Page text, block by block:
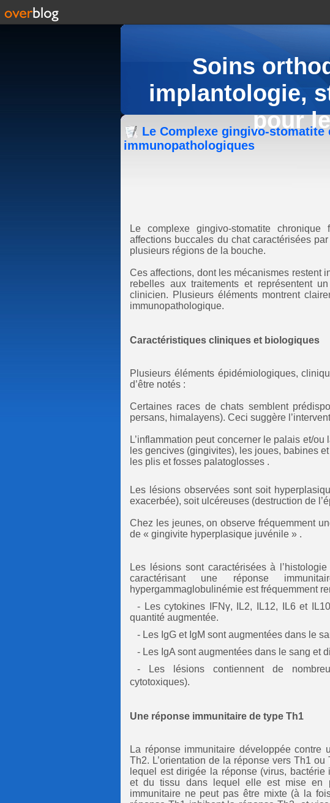
Soins
implantologie,
pour
Le Complexe gingivo-
immunopathologiques
Le complexe gingivo-stomatite
affections buccales du chat caractérisées
plusieurs régions de la bouche.
Ces affections, dont les mécanismes restent
rebelles aux traitements et représentent
clinicien. Plusieurs éléments montrent
immunopathologique.
Caractéristiques cliniques et biologiques
Plusieurs éléments épidémiologiques,
d’être notés :
Certaines races de chats semblent
persans, himalayens). Ceci suggère
L’inflammation peut concerner le palais et/
les gencives (gingivites), les joues, babines
les plis et fosses palatoglosses .
Les lésions observées sont soit
exacerbée), soit ulcéreuses (destruction de
Chez les jeunes, on observe fréquemment
de « gingivite hyperplasique juvénile » .
Les lésions sont caractérisées à
caractérisant une réponse
hypergammaglobulinémie est fréquemment
- Les cytokines IFNγ, IL2, IL12, IL6 et
quantité augmentée.
- Les IgG et IgM sont augmentées dans le
- Les IgA sont augmentées dans le sang et
- Les lésions contiennent de
cytotoxiques).
Une réponse immunitaire de type Th1
La réponse immunitaire développée
Th2. L’orientation de la réponse vers Th1
lequel est dirigée la réponse (virus,
et du tissu dans lequel elle est mise en
immunitaire ne peut pas être mixte (à la